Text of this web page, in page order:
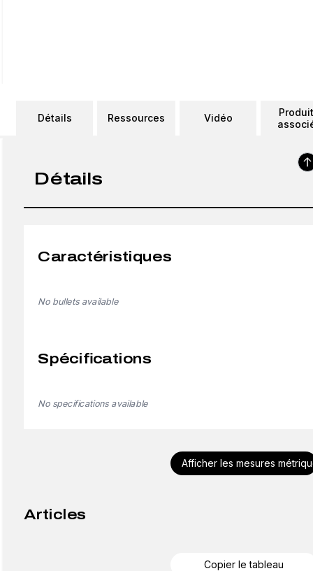
Détails Ressources Vidéo
Détails
Caractéristiques
No bullets available
Spécifications
No specifications available
Afficher les mesures
Articles
Copier le tableau